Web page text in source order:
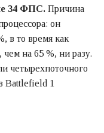
34 ФПС. Причина
он
в то время как
чем на 65 %, ни разу.
четырехпоточного
Battlefield 1